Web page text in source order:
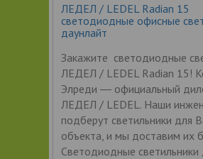
ЛЕДЕЛ / LEDEL Radian 15
светодиодные офисные
даунлайт
Закажите светодиодные
ЛЕДЕЛ / LEDEL Radian 15!
Элреди ― официальный
ЛЕДЕЛ / LEDEL. Наши
подберут светильники для
объекта, и мы доставим их
Светодиодные светильники